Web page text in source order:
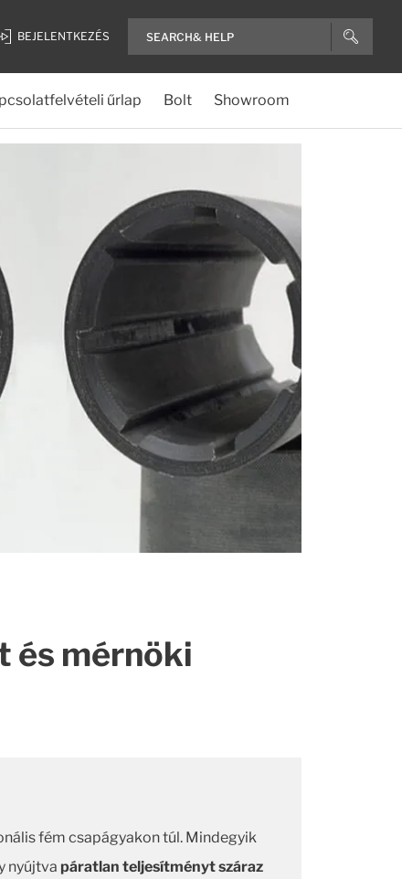
BEJELENTKEZÉS
űrlap Bolt Showroom
és mérnöki
fém csapágyakon túl. Mindegyik
nyújtva páratlan teljesítményt száraz